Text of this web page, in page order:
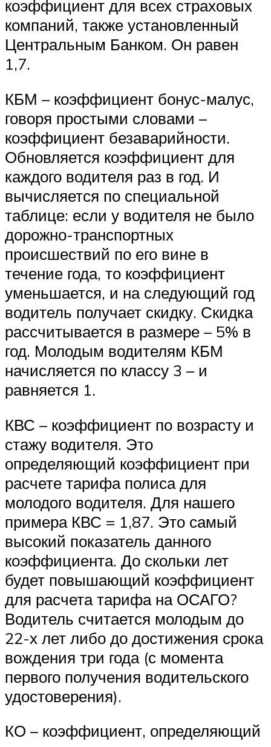
коэффициент для всех страховых
компаний, также установленный
Центральным Банком. Он равен
1,7.
КБМ – коэффициент бонус-малус,
говоря простыми словами –
коэффициент безаварийности.
Обновляется коэффициент для
каждого водителя раз в год. И
вычисляется по специальной
таблице: если у водителя не было
дорожно-транспортных
происшествий по его вине в
течение года, то коэффициент
уменьшается, и на следующий год
водитель получает скидку. Скидка
рассчитывается в размере – 5% в
год. Молодым водителям КБМ
начисляется по классу 3 – и
равняется 1.
КВС – коэффициент по возрасту и
стажу водителя. Это
определяющий коэффициент при
расчете тарифа полиса для
молодого водителя. Для нашего
примера КВС = 1,87. Это самый
высокий показатель данного
коэффициента. До скольки лет
будет повышающий коэффициент
для расчета тарифа на ОСАГО?
Водитель считается молодым до
22-х лет либо до достижения срока
вождения три года (с момента
первого получения водительского
удостоверения).
КО – коэффициент, определяющий